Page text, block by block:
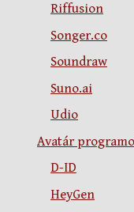
Riffusion
Songer.co
Soundraw
Suno.ai
Udio
Avatár
D-ID
HeyGen